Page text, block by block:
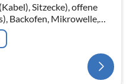
Sitzecke), offene
Backofen, Mikrowelle,